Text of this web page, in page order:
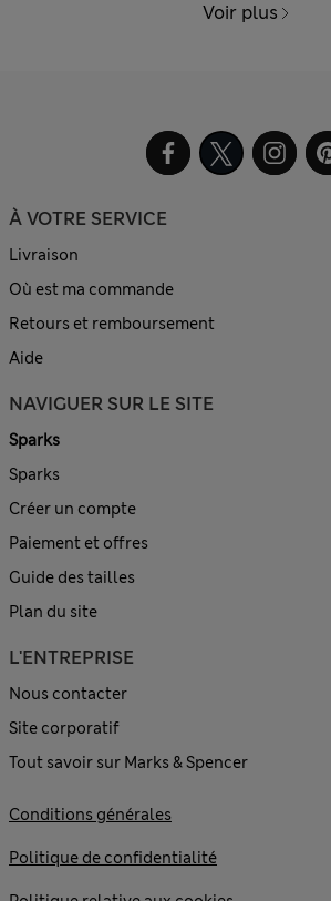
Voir plus
À VOTRE SERVICE
Livraison
Où est ma commande
Retours et remboursement
Aide
NAVIGUER SUR LE SITE
Sparks
Sparks
Créer un compte
Paiement et offres
Guide des tailles
Plan du site
L'ENTREPRISE
Nous contacter
Site corporatif
Tout savoir sur Marks & Spencer
Conditions générales
Politique de confidentialité